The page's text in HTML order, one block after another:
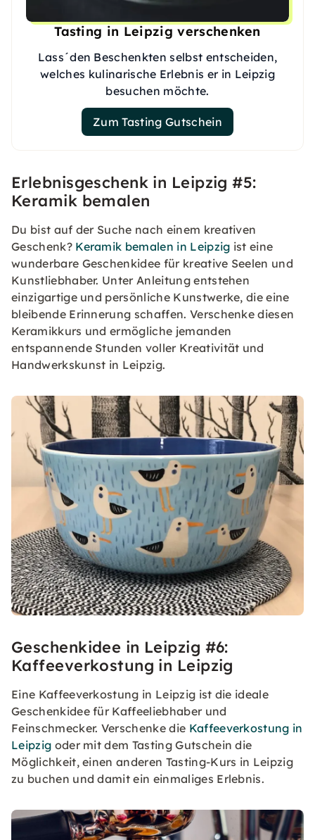
Tasting in Leipzig verschenken
Lass´den Beschenkten selbst entscheiden,
welches kulinarische Erlebnis er in Leipzig
besuchen möchte.
Zum Tasting Gutschein
Erlebnisgeschenk in Leipzig #5:
Keramik bemalen
Du bist auf der Suche nach einem kreativen
Geschenk? Keramik bemalen in Leipzig ist eine
wunderbare Geschenkidee für kreative Seelen und
Kunstliebhaber. Unter Anleitung entstehen
einzigartige und persönliche Kunstwerke, die eine
bleibende Erinnerung schaffen. Verschenke diesen
Keramikkurs und ermögliche jemanden
entspannende Stunden voller Kreativität und
Handwerkskunst in Leipzig.
Geschenkidee in Leipzig #6:
Kaffeeverkostung in Leipzig
Eine Kaffeeverkostung in Leipzig ist die ideale
Geschenkidee für Kaffeeliebhaber und
Feinschmecker. Verschenke die Kaffeeverkostung in
Leipzig oder mit dem Tasting Gutschein die
Möglichkeit, einen anderen Tasting-Kurs in Leipzig
zu buchen und damit ein einmaliges Erlebnis.